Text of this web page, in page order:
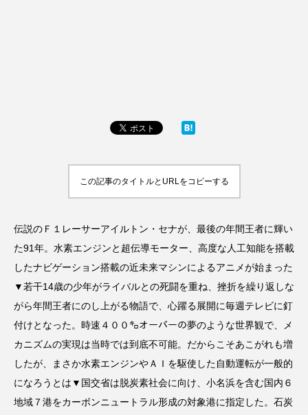
この記事のタイトルとURLをコピーする
伝説のＦ１レーサーアイルトン・セナが、最後の年間王者に輝い
た91年。水素エンジンと超伝導モーター、高度な人工知能を搭載
したナビゲーション搭載の近未来マシンによるアニメが始まった
▼若干14歳の少年がライバルとの死闘を重ね、挫折を繰り返しな
がら年間王者にのし上がる物語で、心躍る展開に毎週テレビに釘
付けとなった。時速４００㌔オーバーの夢のような世界観で、メ
カニズムの実現は当時では到底不可能。だからこそあこがれも増
したが、まさか水素エンジンやＡＩを駆使した自動運転が一般的
になろうとは▼国交省は脱炭素社会に向け、小名浜を含む国内６
地域７港をカーボンニュートラル形成の対象港に指定した。石炭